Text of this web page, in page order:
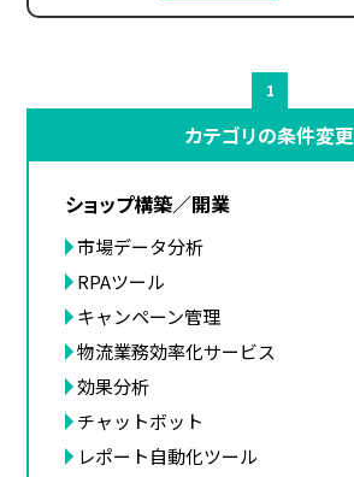
1
カテゴリの条件変更
ショップ構築／開業
市場データ分析
RPAツール
キャンペーン管理
物流業務効率化サービス
効果分析
チャットボット
レポート自動化ツール